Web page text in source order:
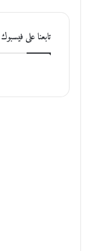
تابعنا على فيسبوك